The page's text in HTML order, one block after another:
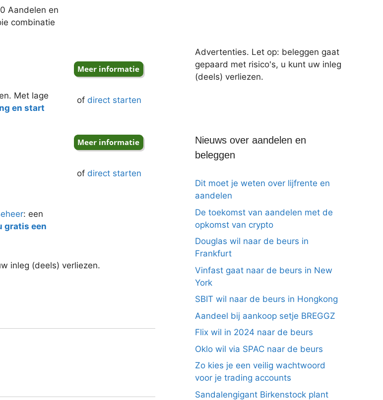
Aandelen en
combinatie
Met lage
en start
of direct starten
: een
gratis een
of direct starten
inleg (deels) verliezen.
Advertenties. Let op: beleggen gaat
gepaard met risico's, u kunt uw inleg
(deels) verliezen.
Nieuws over aandelen en
beleggen
Dit moet je weten over lijfrente en
aandelen
De toekomst van aandelen met de
opkomst van crypto
Douglas wil naar de beurs in
Frankfurt
Vinfast gaat naar de beurs in New
York
SBIT wil naar de beurs in Hongkong
Aandeel bij aankoop setje BREGGZ
Flix wil in 2024 naar de beurs
Oklo wil via SPAC naar de beurs
Zo kies je een veilig wachtwoord
voor je trading accounts
Sandalengigant Birkenstock plant